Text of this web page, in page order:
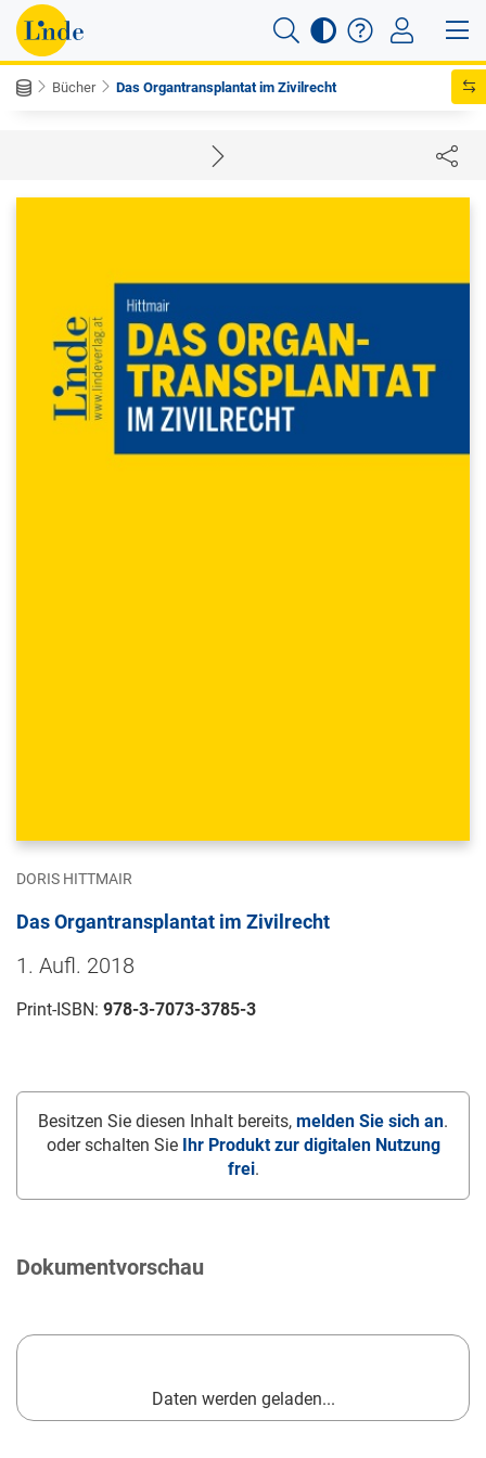
Bücher Das Organtransplantat im Zivilrecht
DORIS HITTMAIR
Das Organtransplantat im Zivilrecht
1. Aufl. 2018
Print-ISBN: 978-3-7073-3785-3
Besitzen Sie diesen Inhalt bereits, melden Sie sich an.
oder schalten Sie Ihr Produkt zur digitalen Nutzung
frei.
Dokumentvorschau
Daten werden geladen...